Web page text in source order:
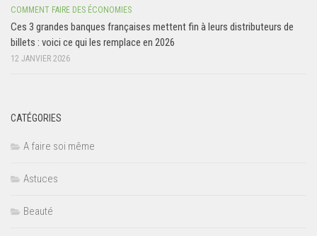
COMMENT FAIRE DES ÉCONOMIES
Ces 3 grandes banques françaises mettent fin à leurs distributeurs de
billets : voici ce qui les remplace en 2026
12 JANVIER 2026
CATÉGORIES
A faire soi même
Astuces
Beauté